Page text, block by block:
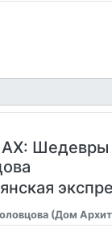
Шедевры
(Дом